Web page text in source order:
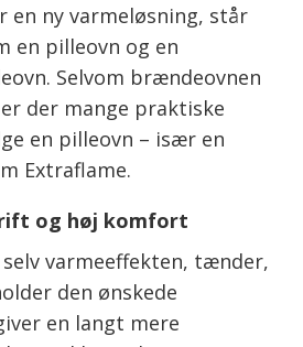
en ny varmeløsning, står
en pilleovn og en
Selvom brændeovnen
der mange praktiske
en pilleovn – især en
Extraflame.
og høj komfort
varmeeffekten, tænder,
den ønskede
en langt mere